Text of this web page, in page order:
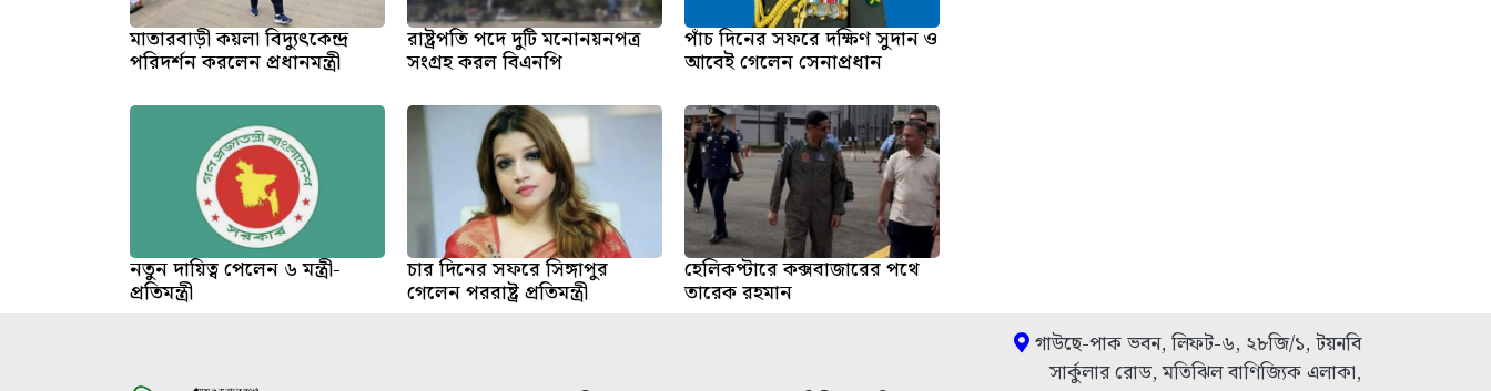
মাতারবাড়ী কয়লা বিদ্যুৎকেন্দ্র
পরিদর্শন করলেন প্রধানমন্ত্রী
রাষ্ট্রপতি পদে দুটি মনোনয়নপত্র
সংগ্রহ করল বিএনপি
পাঁচ দিনের সফরে দক্ষিণ সুদান ও
আবেই গেলেন সেনাপ্রধান
নতুন দায়িত্ব পেলেন ৬ মন্ত্রী-
প্রতিমন্ত্রী
চার দিনের সফরে সিঙ্গাপুর
গেলেন পররাষ্ট্র প্রতিমন্ত্রী
হেলিকপ্টারে কক্সবাজারের পথে
তারেক রহমান
গাউছে-পাক ভবন, লিফট-৬, ২৮জি/১, টয়নবি
সার্কুলার রোড, মতিঝিল বাণিজ্যিক এলাকা,